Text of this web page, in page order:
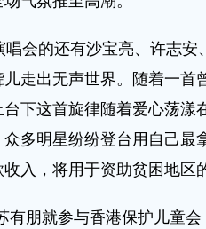
会的还有沙宝亮、许志安
走出无声世界。随着一
下这首旋律随着爱心荡
多明星纷纷登台用自己
入，将用于资助贫困地区
朋就参与香港保护儿童